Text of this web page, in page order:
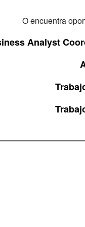
O encuentra
Analyst